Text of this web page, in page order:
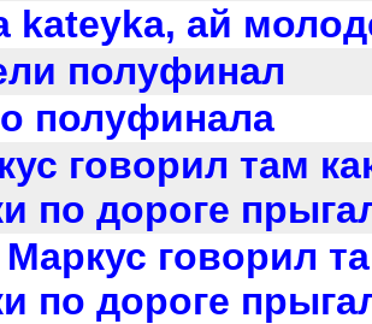
kateyka, ай
полуфинал
полуфинала
говорил там
по дороге
Маркус говорил
по дороге